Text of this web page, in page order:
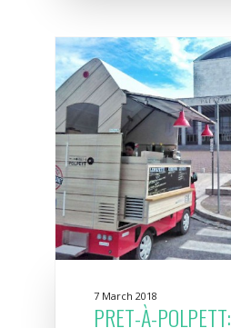
7 March 2018
PRET-À-POLPETT: